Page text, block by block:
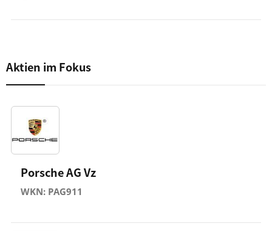
Aktien im Fokus
Porsche AG Vz
WKN: PAG911